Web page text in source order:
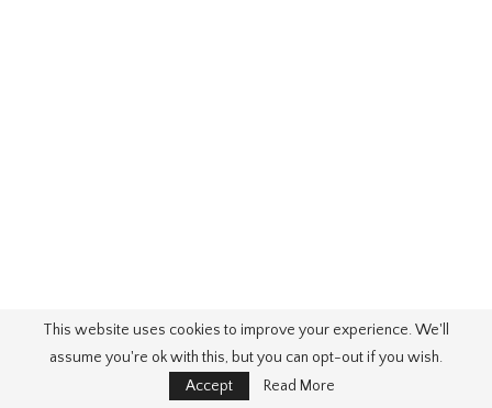
This website uses cookies to improve your experience. We'll
assume you're ok with this, but you can opt-out if you wish.
Accept
Read More